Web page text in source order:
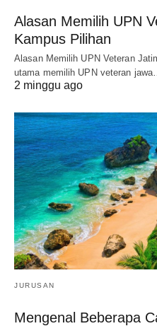
Alasan Memilih UPN
Kampus Pilihan
Alasan Memilih UPN Veteran
utama memilih UPN veteran
2 minggu ago
JURUSAN
Mengenal Beberapa